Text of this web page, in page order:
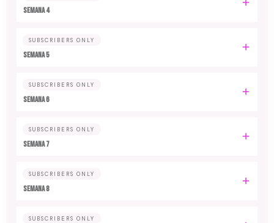
Semana 4
SUBSCRIBERS ONLY
Semana 5
SUBSCRIBERS ONLY
Semana 6
SUBSCRIBERS ONLY
Semana 7
SUBSCRIBERS ONLY
Semana 8
SUBSCRIBERS ONLY